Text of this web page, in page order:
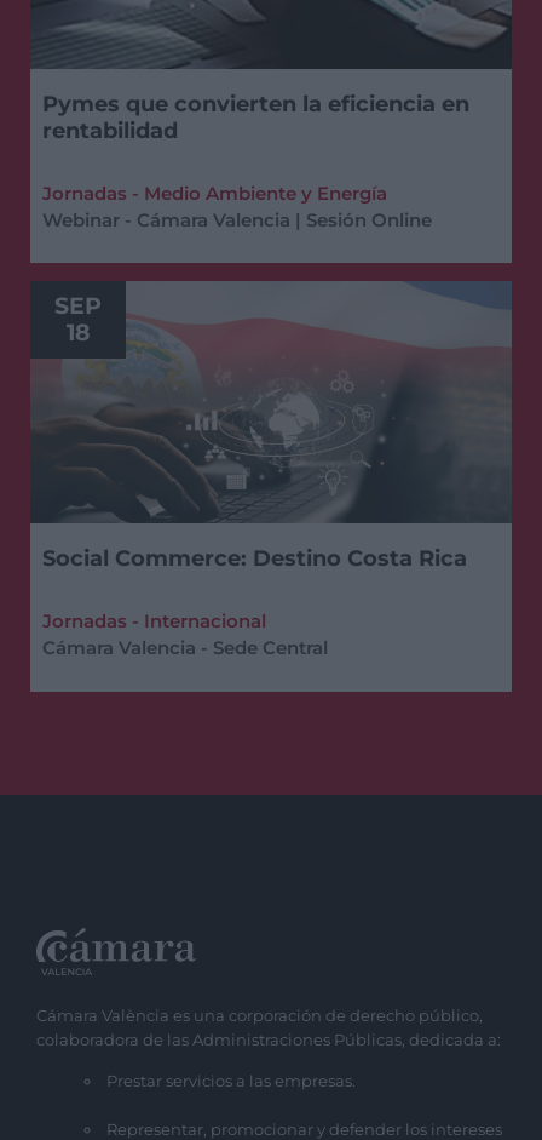
Pymes que convierten la eficiencia en
rentabilidad
Jornadas - Medio Ambiente y Energía
Webinar - Cámara Valencia | Sesión Online
SEP
18
Social Commerce: Destino Costa Rica
Jornadas - Internacional
Cámara Valencia - Sede Central
Cámara València es una corporación de derecho público,
colaboradora de las Administraciones Públicas, dedicada a:
Prestar servicios a las empresas.
Representar, promocionar y defender los intereses